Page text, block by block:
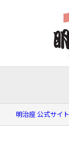
明治座 公式サイト